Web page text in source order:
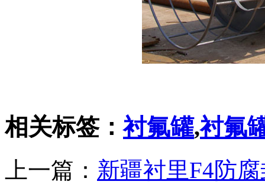
相关标签：衬氟罐,衬氟
上一篇： 新疆衬里F4防